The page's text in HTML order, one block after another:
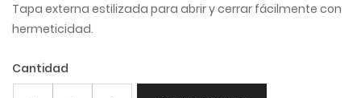
Tapa externa estilizada para abrir y cerrar fácilmente con
hermeticidad.
Cantidad